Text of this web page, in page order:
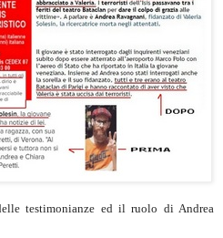
testimonianze ed il ruolo di Andrea